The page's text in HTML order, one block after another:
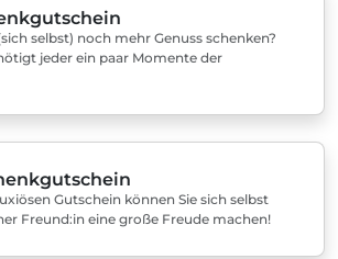
selbst) noch mehr Genuss schenken?
jeder ein paar Momente der
Gutschein können Sie sich selbst
Freund:in eine große Freude machen!